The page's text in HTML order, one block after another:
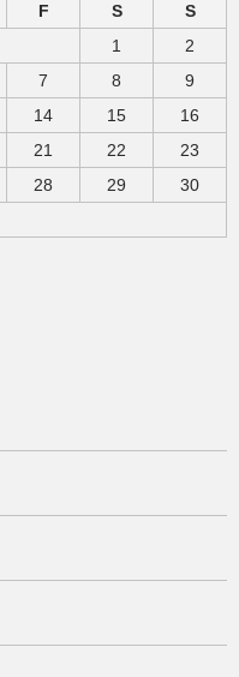
F S
S
1
2
7 8
9
14 15
16
21 22
23
28 29
30